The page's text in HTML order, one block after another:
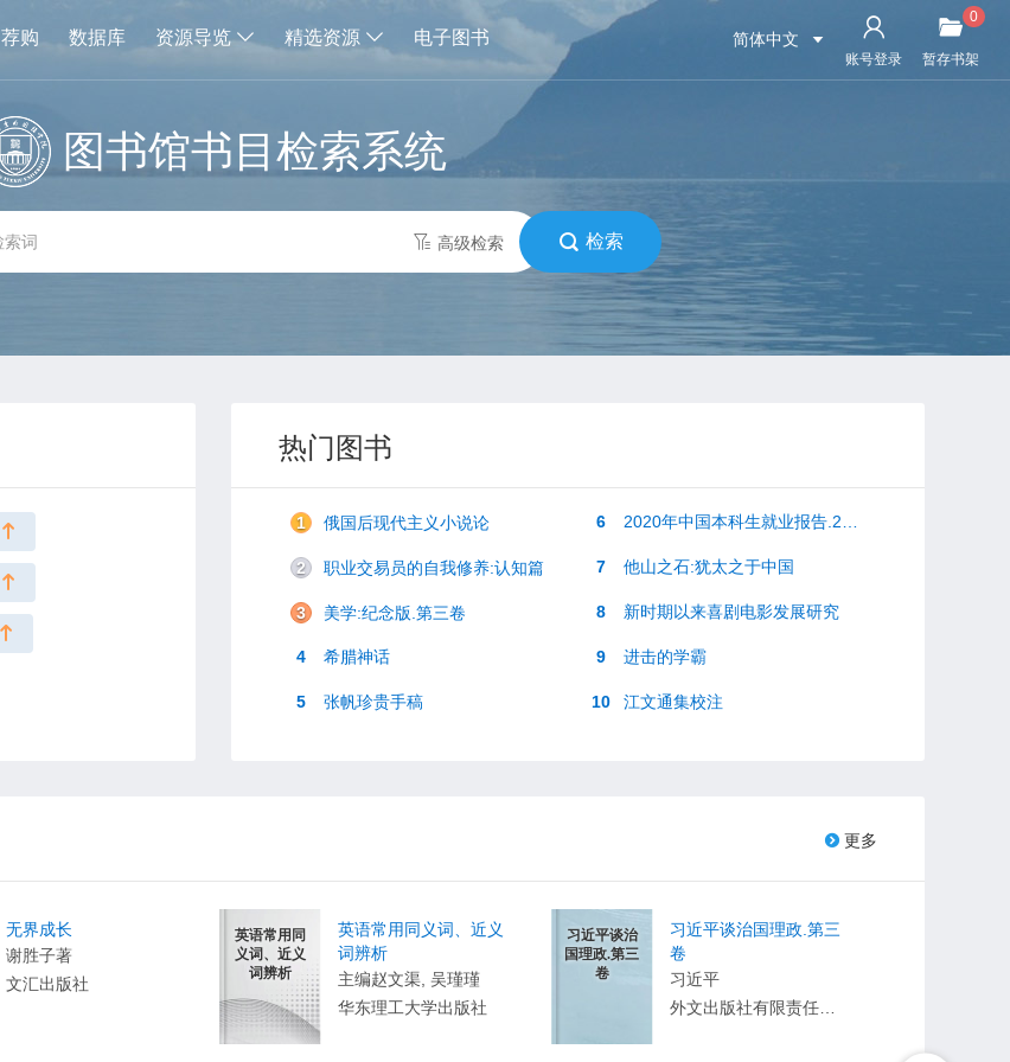
荐购 数据库 资源导览 精选资源 电子图书 简体中文
账号登录 暂存书架
0
图书馆书目检索系统
高级检索 检索
热门图书
1 俄国后现代主义小说论
2 职业交易员的自我修养:认知篇
3 美学:纪念版.第三卷
4 希腊神话
5 张帆珍贵手稿
6 2020年中国本科生就业报告.2020
7 他山之石:犹太之于中国
8 新时期以来喜剧电影发展研究
9 进击的学霸
10 江文通集校注
更多
无界成长
谢胜子著
文汇出版社
英语常用同
义词、近义
词辨析
英语常用同义词、近义
词辨析
主编赵文渠, 吴瑾瑾
华东理工大学出版社
习近平谈治
国理政.第三
卷
习近平谈治国理政.第三
卷
习近平